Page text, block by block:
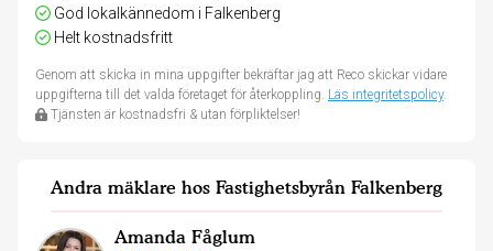
God lokalkännedom i Falkenberg
Helt kostnadsfritt
Genom att skicka in mina uppgifter bekräftar jag att Reco skickar vidare
uppgifterna till det valda företaget för återkoppling. Läs integritetspolicy.
Tjänsten är kostnadsfri & utan förpliktelser!
Andra mäklare hos Fastighetsbyrån Falkenberg
Amanda Fåglum